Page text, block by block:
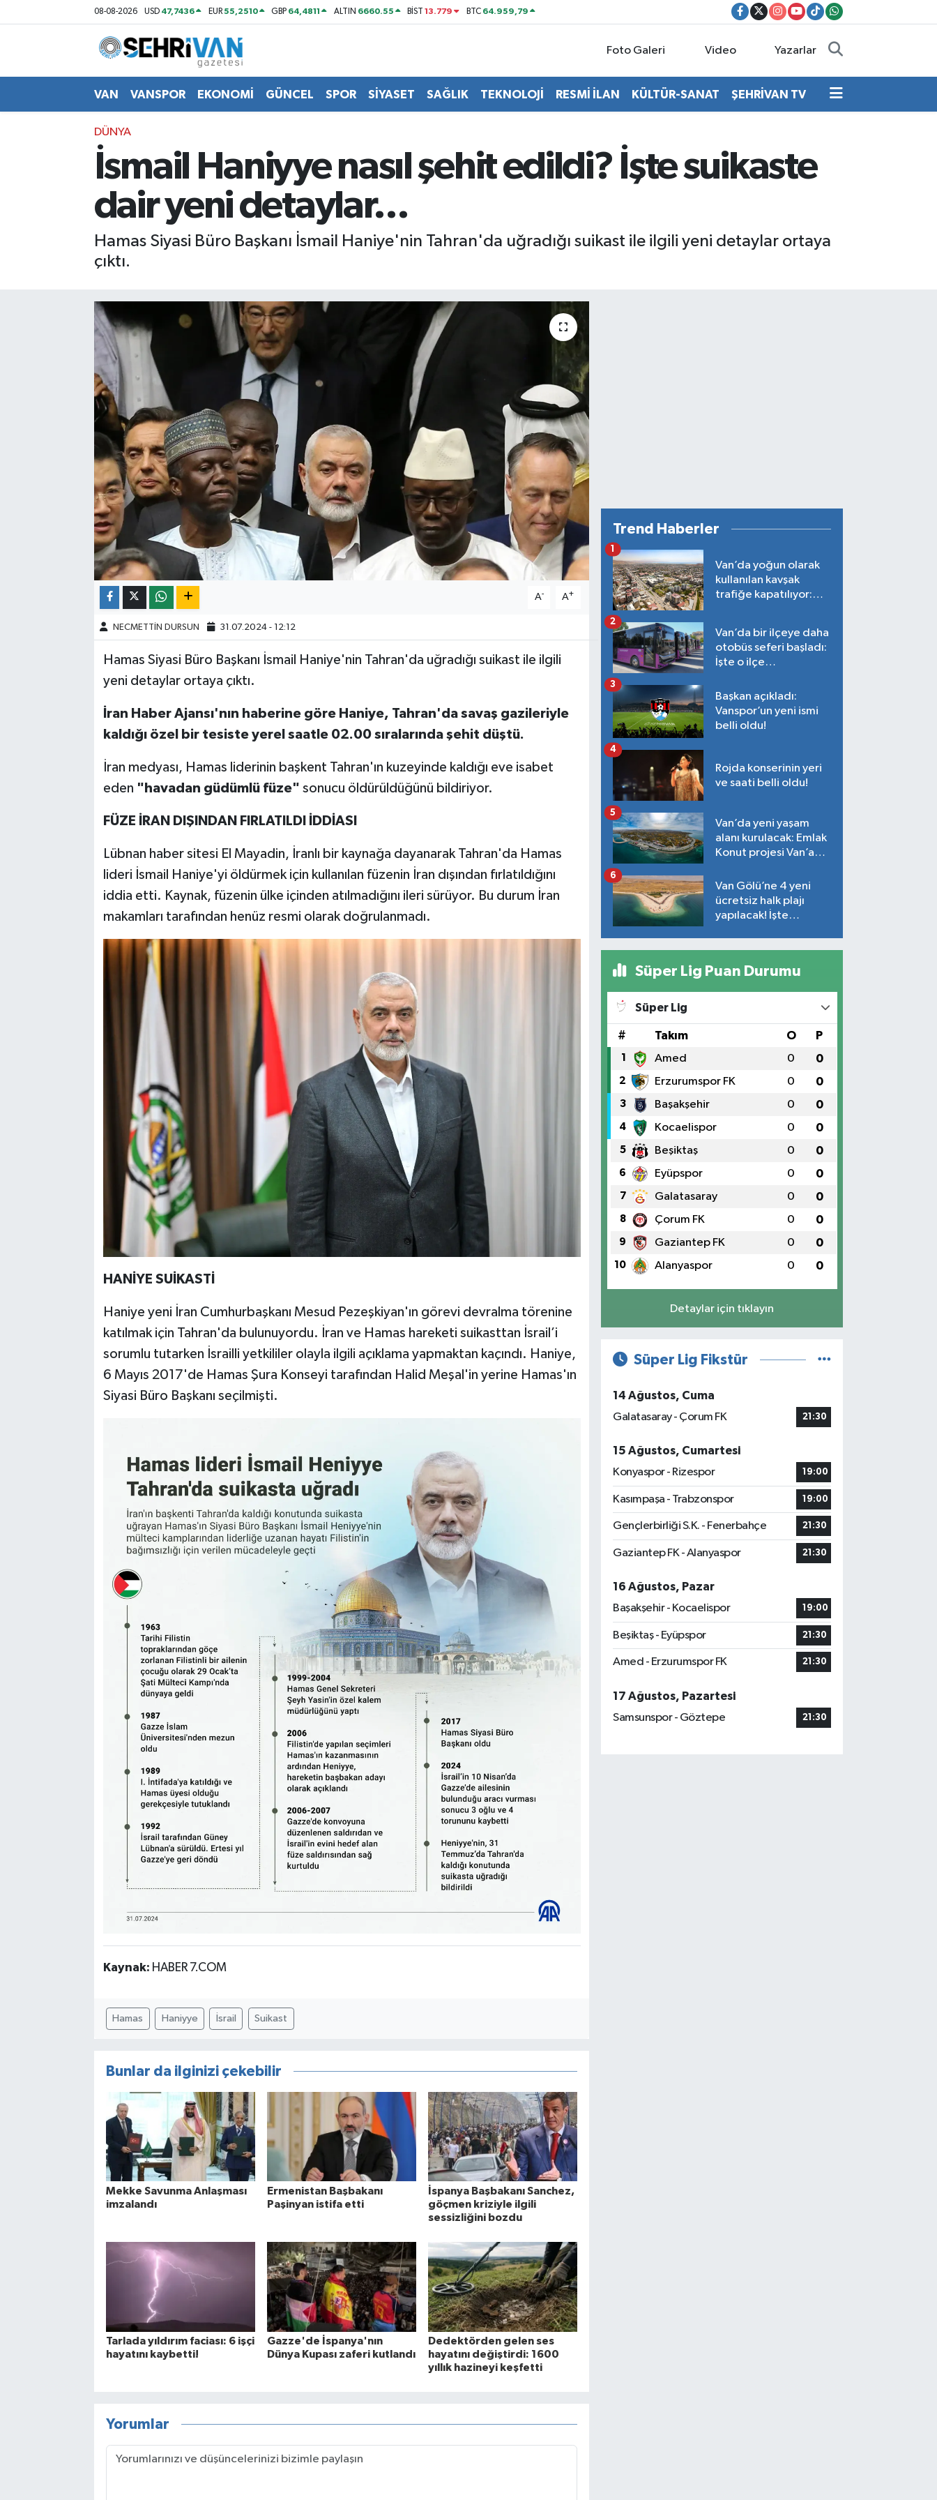
08-08-2026 USD 47,7436 EUR55,2510 GBP 64,4811 ALTIN 6660.55 BİST13.779 BTC 64.959,79
Foto Galeri Video Yazarlar
VAN VANSPOR EKONOMİ GÜNCEL SPOR SİYASET SAĞLIK TEKNOLOJİ RESMİ İLAN KÜLTÜR-SANAT ŞEHRİVAN TV
DÜNYA
İsmail Haniyye nasıl şehit edildi? İşte suikaste
dair yeni detaylar...
Hamas Siyasi Büro Başkanı İsmail Haniye'nin Tahran'da uğradığı suikast ile ilgili yeni detaylar ortaya
çıktı.
A- A+
NECMETTİN DURSUN 31.07.2024 - 12:12
Hamas Siyasi Büro Başkanı İsmail Haniye'nin Tahran'da uğradığı suikast ile ilgili
yeni detaylar ortaya çıktı.
İran Haber Ajansı'nın haberine göre Haniye, Tahran'da savaş gazileriyle
kaldığı özel bir tesiste yerel saatle 02.00 sıralarında şehit düştü.
İran medyası, Hamas liderinin başkent Tahran'ın kuzeyinde kaldığı eve isabet
eden "havadan güdümlü füze" sonucu öldürüldüğünü bildiriyor.
FÜZE İRAN DIŞINDAN FIRLATILDI İDDİASI
Lübnan haber sitesi El Mayadin, İranlı bir kaynağa dayanarak Tahran'da Hamas
lideri İsmail Haniye'yi öldürmek için kullanılan füzenin İran dışından fırlatıldığını
iddia etti. Kaynak, füzenin ülke içinden atılmadığını ileri sürüyor. Bu durum İran
makamları tarafından henüz resmi olarak doğrulanmadı.
HANİYE SUİKASTİ
Haniye yeni İran Cumhurbaşkanı Mesud Pezeşkiyan'ın görevi devralma törenine
katılmak için Tahran'da bulunuyordu. İran ve Hamas hareketi suikasttan İsrail’i
sorumlu tutarken İsrailli yetkililer olayla ilgili açıklama yapmaktan kaçındı. Haniye,
6 Mayıs 2017'de Hamas Şura Konseyi tarafından Halid Meşal'in yerine Hamas'ın
Siyasi Büro Başkanı seçilmişti.
Kaynak: HABER 7.COM
Hamas Haniyye İsrail Suikast
Bunlar da ilginizi çekebilir
Mekke Savunma Anlaşması
imzalandı
Ermenistan Başbakanı
Paşinyan istifa etti
İspanya Başbakanı Sanchez,
göçmen kriziyle ilgili
sessizliğini bozdu
Tarlada yıldırım faciası: 6 işçi
hayatını kaybetti!
Gazze'de İspanya'nın
Dünya Kupası zaferi kutlandı
Dedektörden gelen ses
hayatını değiştirdi: 1600
yıllık hazineyi keşfetti
Yorumlar
Trend Haberler
Van’da yoğun olarak
kullanılan kavşak
trafiğe kapatılıyor:
1
Van’da bir ilçeye daha
otobüs seferi başladı:
İşte o ilçe…
2
Başkan açıkladı:
Vanspor’un yeni ismi
belli oldu!
3
Rojda konserinin yeri
ve saati belli oldu!
4
Van’da yeni yaşam
alanı kurulacak: Emlak
Konut projesi Van’a
5
Van Gölü’ne 4 yeni
ücretsiz halk plajı
yapılacak! İşte
6
Süper Lig Puan Durumu
Süper Lig
# Takım O P
1 Amed 0 0
2 Erzurumspor FK 0 0
3 Başakşehir 0 0
4 Kocaelispor 0 0
5 Beşiktaş 0 0
6 Eyüpspor 0 0
7 Galatasaray 0 0
8 Çorum FK 0 0
9 Gaziantep FK 0 0
10 Alanyaspor 0 0
Detaylar için tıklayın
Süper Lig Fikstür
14 Ağustos, Cuma
Galatasaray - Çorum FK
21:30
15 Ağustos, Cumartesi
Konyaspor - Rizespor
19:00
Kasımpaşa - Trabzonspor 19:00
Gençlerbirliği S.K. - Fenerbahçe 21:30
Gaziantep FK - Alanyaspor 21:30
16 Ağustos, Pazar
Başakşehir - Kocaelispor
19:00
Beşiktaş - Eyüpspor 21:30
Amed - Erzurumspor FK 21:30
17 Ağustos, Pazartesi
Samsunspor - Göztepe
21:30
Van Nöbetçi Eczaneler
Van Hava Durumu
VAN Namaz Vakitleri
Van Trafik Yoğunluk Haritası
Süper Lig Puan Durumu ve Fikstür
Son Dakika Haberleri
Haber Arşivi